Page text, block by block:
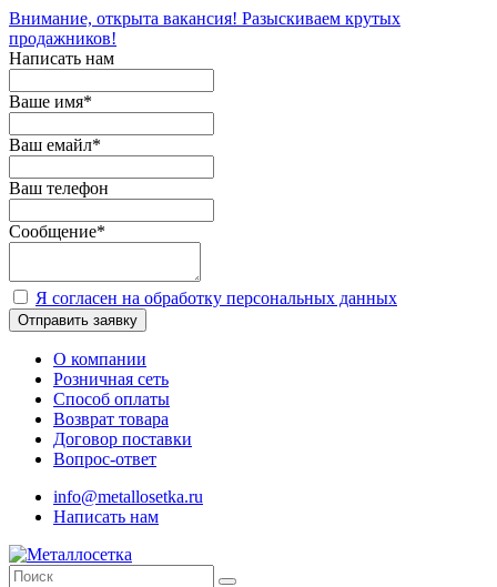
Внимание, открыта вакансия! Разыскиваем крутых
продажников!
Написать нам
Ваше имя*
Ваш емайл*
Ваш телефон
Сообщение*
Я согласен на обработку персональных данных
Отправить заявку
О компании
Розничная сеть
Способ оплаты
Возврат товара
Договор поставки
Вопрос-ответ
info@metallosetka.ru
Написать нам